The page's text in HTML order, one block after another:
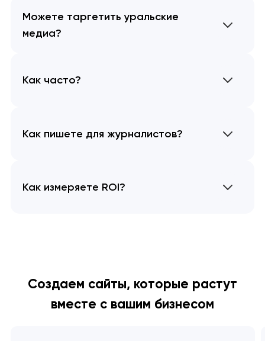
Можете таргетить уральские
медиа?
Как часто?
Как пишете для журналистов?
Как измеряете ROI?
Создаем сайты, которые растут
вместе с вашим бизнесом